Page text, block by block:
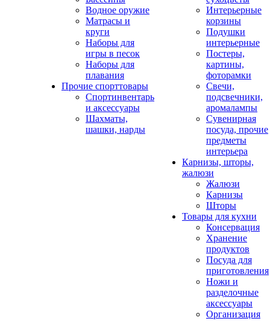
Водное оружие
Матрасы и
круги
Наборы для
игры в песок
Наборы для
плавания
Прочие спорттовары
Спортинвентарь
и аксессуары
Шахматы,
шашки, нарды
Интерьерные
корзины
Подушки
интерьерные
Постеры,
картины,
фоторамки
Свечи,
подсвечники,
аромалампы
Сувенирная
посуда, прочие
предметы
интерьера
Карнизы, шторы,
жалюзи
Жалюзи
Карнизы
Шторы
Товары для кухни
Консервация
Хранение
продуктов
Посуда для
приготовления
Ножи и
разделочные
аксессуары
Организация